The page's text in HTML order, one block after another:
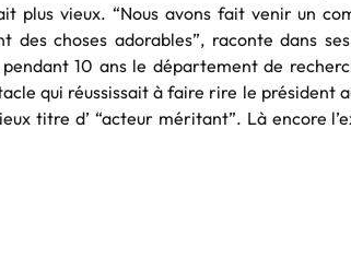
plus vieux. “Nous avons fait venir un
choses adorables”, raconte dans
10 ans le département de
qui réussissait à faire rire le président
titre d’ “acteur méritant”. Là encore